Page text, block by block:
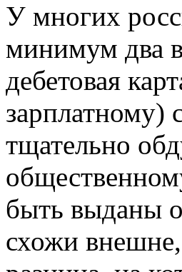
У многих
минимум два
дебетовая
зарплатному)
тщательно
быть выданы
схожи